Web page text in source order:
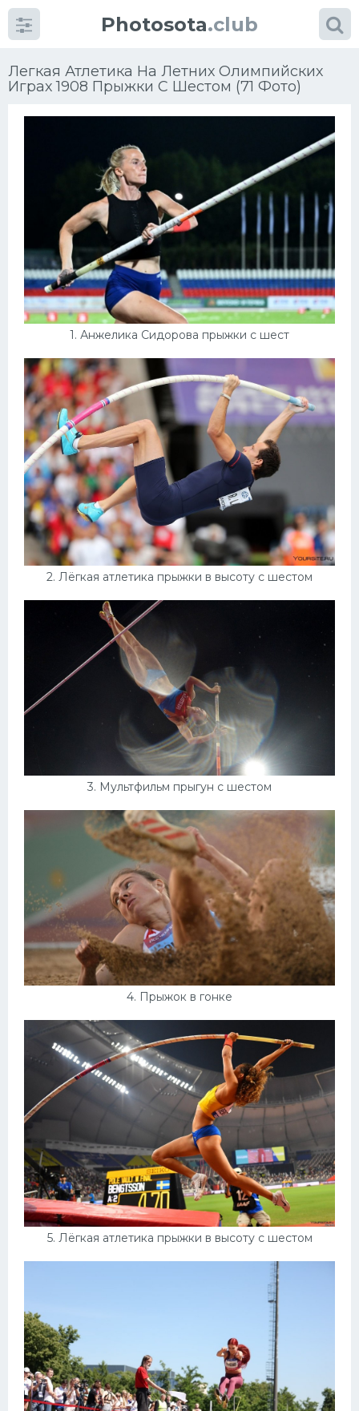
Photosota.club
Легкая Атлетика На Летних Олимпийских
Играх 1908 Прыжки С Шестом (71 Фото)
1. Анжелика Сидорова прыжки с шест
2. Лёгкая атлетика прыжки в высоту с шестом
3. Мультфильм прыгун с шестом
4. Прыжок в гонке
5. Лёгкая атлетика прыжки в высоту с шестом
КатегорииФото
Много картинок...
Футбол
Баскетбол
Велогонки
Конькобежный спорт
Тренажеры
Интерьеры квартир